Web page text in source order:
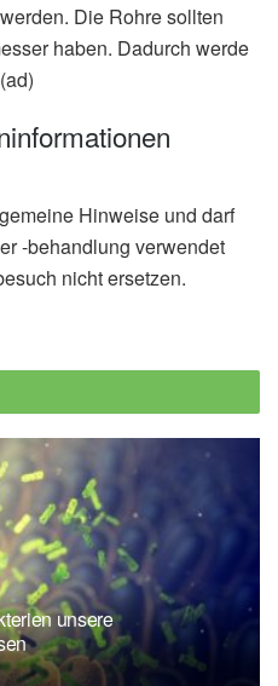
Die Rohre sollten
haben. Dadurch werde
Hinweise und darf
-behandlung verwendet
nicht ersetzen.
unsere